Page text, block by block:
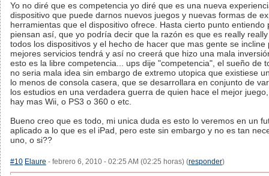
Yo no diré que es competencia yo diré que es una nueva
dispositivo que puede darnos nuevos juegos y nuevas formas de
herramientas que el dispositivo ofrece. Hasta cierto punto entiendo
piensan así, que yo podría decir que la razón es que es really
todos los dispositivos y el hecho de hacer que mas gente se incline
mejores servicios tendrá y así no creerá que hizo una mala
esto es la libre competencia... ups dije "competencia", el sueño de
no seria mala idea sin embargo de extremo utopica que existiese
lo menos de consola casera, que se desarrollara en conjunto de
los estudios en una verdadera guerra de quien hace el mejor
hay mas Wii, o PS3 o 360 o etc.
Bueno creo que es todo, mi unica duda es esto lo veremos en un
aplicado a lo que es el iPad, pero este sin embargo y no es tan
uno, o si??
#10 Elaure - febrero 6, 2010 - 02:25 AM (02:25 horas) (responder)